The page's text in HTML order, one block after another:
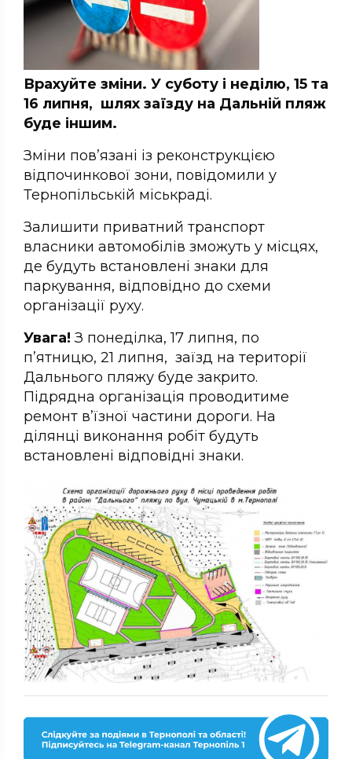
Врахуйте зміни. У суботу і неділю, 15 та
16 липня, шлях заїзду на Дальній пляж
буде іншим.
Зміни пов’язані із реконструкцією
відпочинкової зони, повідомили у
Тернопільській міськраді.
Залишити приватний транспорт
власники автомобілів зможуть у місцях,
де будуть встановлені знаки для
паркування, відповідно до схеми
організації руху.
Увага! З понеділка, 17 липня, по
п’ятницю, 21 липня, заїзд на території
Дальнього пляжу буде закрито.
Підрядна організація проводитиме
ремонт в’їзної частини дороги. На
ділянці виконання робіт будуть
встановлені відповідні знаки.